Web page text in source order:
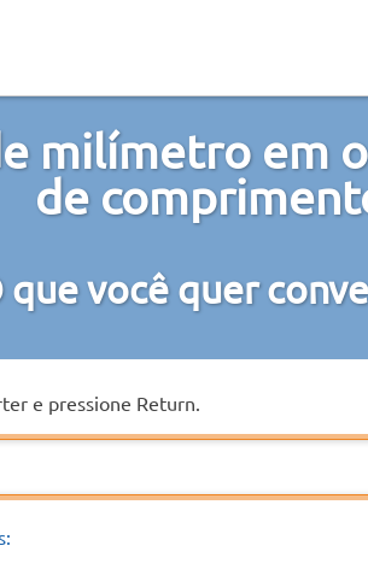
milímetro em
de
que você quer
e pressione Return.